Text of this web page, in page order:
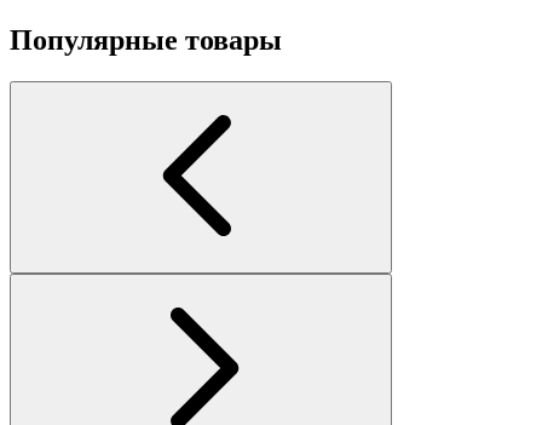
Популярные товары